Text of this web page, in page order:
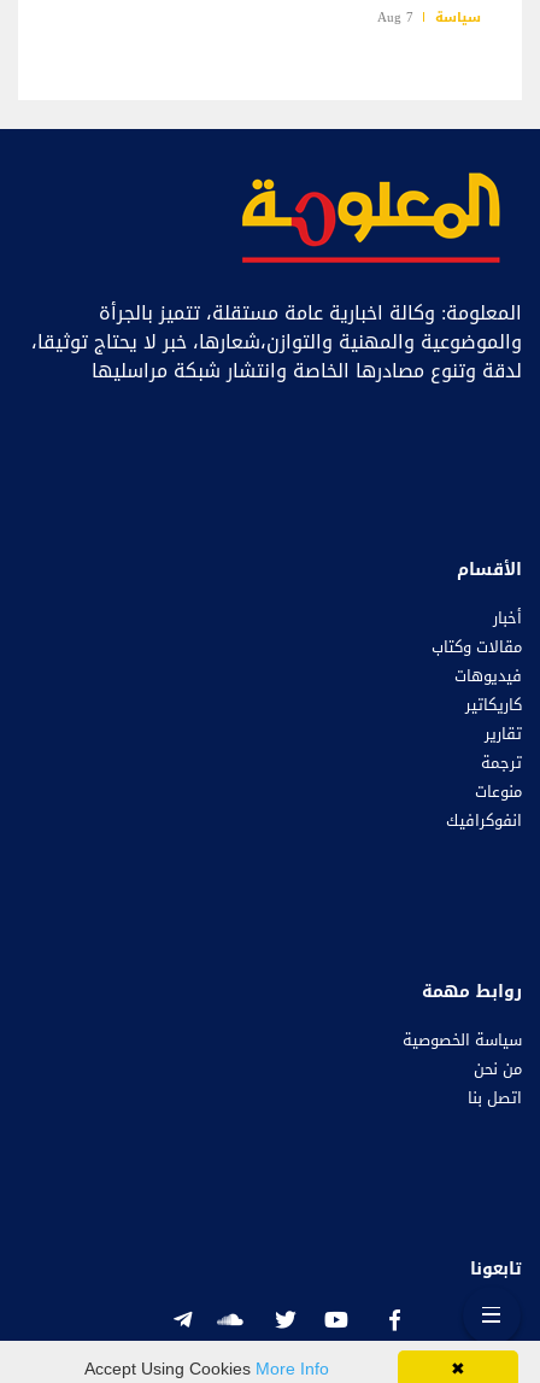
سياسة 7 Aug
المعلومة: وكالة اخبارية عامة مستقلة، تتميز بالجرأة
والموضوعية والمهنية والتوازن،شعارها، خبر ﻻ يحتاج توثيقا،
لدقة وتنوع مصادرها الخاصة وانتشار شبكة مراسليها
الأقسام
أخبار
مقالات وكتاب
فيديوهات
كاريكاتير
تقارير
ترجمة
منوعات
انفوكرافيك
روابط مهمة
سياسة الخصوصية
من نحن
اتصل بنا
تابعونا
✖
Accept Using Cookies More Info